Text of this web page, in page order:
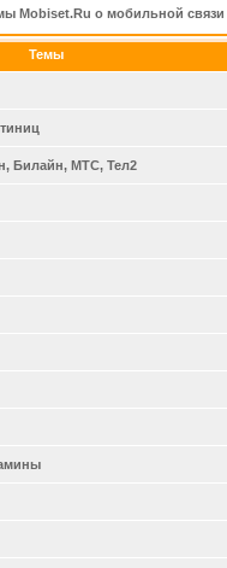
Mobiset.Ru о мобильной связи
Темы
Билайн, МТС, Тел2